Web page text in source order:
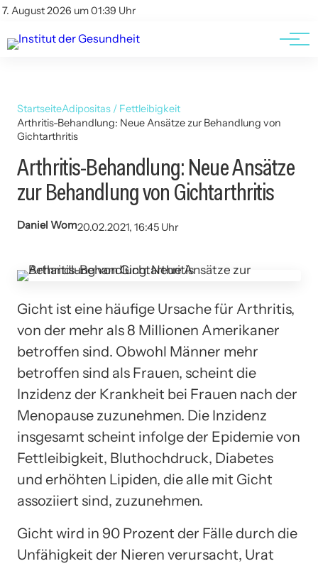
7. August 2026 um 01:39 Uhr
Kontakt
Kontakt
AGBs
StartseiteAdipositas / Fettleibigkeit
Arthritis-Behandlung: Neue Ansätze zur Behandlung von
Gichtarthritis
Arthritis-Behandlung: Neue Ansätze
zur Behandlung von Gichtarthritis
Daniel Wom20.02.2021, 16:45 Uhr
Gicht ist eine häufige Ursache für Arthritis,
von der mehr als 8 Millionen Amerikaner
betroffen sind. Obwohl Männer mehr
betroffen sind als Frauen, scheint die
Inzidenz der Krankheit bei Frauen nach der
Menopause zuzunehmen. Die Inzidenz
insgesamt scheint infolge der Epidemie von
Fettleibigkeit, Bluthochdruck, Diabetes
und erhöhten Lipiden, die alle mit Gicht
assoziiert sind, zuzunehmen.
Gicht wird in 90 Prozent der Fälle durch die
Unfähigkeit der Nieren verursacht, Urat